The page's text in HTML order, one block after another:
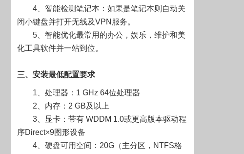
4、智能检测笔记本：如果是笔记本则自动关
闭小键盘并打开无线及VPN服务。
5、智能优化最常用的办公，娱乐，维护和美
化工具软件并一站到位。
三、安装最低配置要求
1、处理器：1 GHz 64位处理器
2、内存：2 GB及以上
3、显卡：带有 WDDM 1.0或更高版本驱动程
序Direct×9图形设备
4、硬盘可用空间：20G（主分区，NTFS格